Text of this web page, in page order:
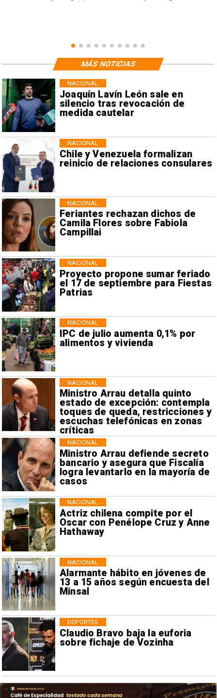
Joaquín Lavín León sale en
silencio tras revocación de
medida cautelar
NACIONAL
Chile y Venezuela formalizan
reinicio de relaciones consulares
NACIONAL
Feriantes rechazan dichos de
Camila Flores sobre Fabiola
Campillai
NACIONAL
Proyecto propone sumar feriado
el 17 de septiembre para Fiestas
Patrias
NACIONAL
IPC de julio aumenta 0,1% por
alimentos y vivienda
NACIONAL
Ministro Arrau detalla quinto
estado de excepción: contempla
toques de queda, restricciones y
escuchas telefónicas en zonas
críticas
NACIONAL
Ministro Arrau defiende secreto
bancario y asegura que Fiscalía
logra levantarlo en la mayoría de
casos
NACIONAL
Actriz chilena compite por el
Oscar con Penélope Cruz y Anne
Hathaway
NACIONAL
Alarmante hábito en jóvenes de
13 a 15 años según encuesta del
Minsal
NACIONAL
Claudio Bravo baja la euforia
sobre fichaje de Vozinha
DEPORTES
MÁS NOTICIAS